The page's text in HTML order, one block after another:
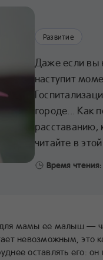
Развитие
Даже если вы
наступит
городе... Как
расставанию,
читайте в этой
Время
мамы ее малыш —
невозможным, это
оставлять его: он